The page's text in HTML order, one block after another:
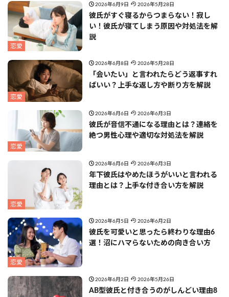
恋愛
2026年6月9日 2026年5月28日
彼氏がすぐ寝るからつまらない！寂し
い！彼氏が寝てしまう原因や対処法を解
説
恋愛
2026年6月8日 2026年5月28日
「会いたい」と言われたらどう返事すれ
ばいい？上手な返し方や断り方を解説
恋愛
2026年6月6日 2026年6月3日
彼氏が音信不通になる理由とは？連絡を
絶つ男性心理や適切な対処法を解説
恋愛
2026年6月6日 2026年6月3日
年下彼氏はやめたほうがいいと言われる
理由とは？上手な付き合い方を解説
恋愛
2026年6月5日 2026年6月2日
彼氏を可愛いと思ったら終わりな理由6
選！沼にハマらないための向き合い方
2026年6月2日 2026年5月26日
AB型彼氏と付き合うのがしんどい理由8